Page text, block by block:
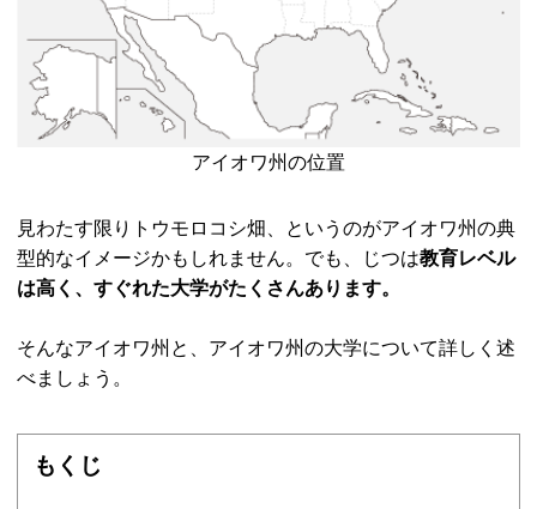
アイオワ州の位置
見わたす限りトウモロコシ畑、というのがアイオワ州の典
型的なイメージかもしれません。でも、じつは教育レベル
は高く、すぐれた大学がたくさんあります。
そんなアイオワ州と、アイオワ州の大学について詳しく述
べましょう。
もくじ